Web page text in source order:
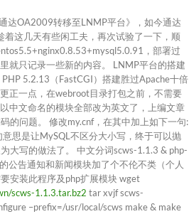
达OA2009转移至LNMP平台》，如今通达
这几天有些闲工夫，再次试验了一下，顺
，部署过
就只记录一些新的内容。 LNMP平台的搭建
5.2.13（FastCGI）搭建胜过Apache十倍
正一点，在webroot目录打包之前，不需要
中文命名的模块全部改为英文了，上编文章
的问题。 修改my.cnf，在其中加上如下一句:
意思是让MySQL不区分大小写，终于可以抛
大写的做法了。 中文分词scws-1.1.3 & php-
公告通知和新闻模块加了个不伦不类（个人
安装此程序及php扩展模块 wget
scws-1.1.3.tar.bz2 tar xvjf scws-
–prefix=/usr/local/scws make & make